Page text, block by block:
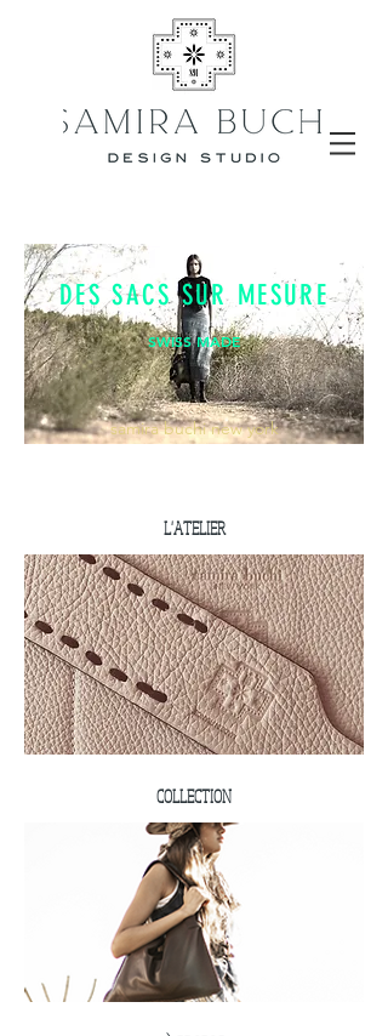
samira buchi new york
DES SACS SUR MESURE
SWISS MADE
L'ATELIER
COLLECTION